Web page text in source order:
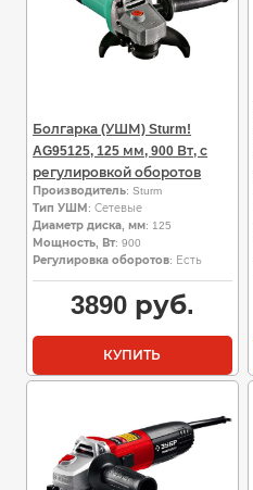
Болгарка (УШМ) Sturm!
AG95125, 125 мм, 900 Вт, с
регулировкой оборотов
Производитель: Sturm
Тип УШМ : Сетевые
Диаметр диска, мм: 125
Мощность, Вт: 900
Регулировка оборотов: Есть
3890руб.
КУПИТЬ